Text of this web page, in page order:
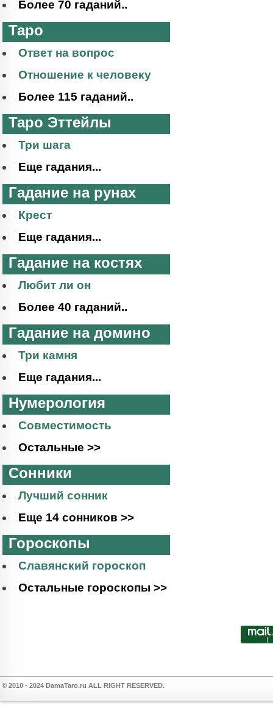
Более 70 гаданий..
Таро
Ответ на вопрос
Отношение к человеку
Более 115 гаданий..
Таро Эттейлы
Три шага
Еще гадания...
Гадание на рунах
Крест
Еще гадания...
Гадание на костях
Любит ли он
Более 40 гаданий..
Гадание на домино
Три камня
Еще гадания...
Нумерология
Совместимость
Остальные >>
Сонники
Лучший сонник
Еще 14 сонников >>
Гороскопы
Славянский гороскоп
Остальные гороскопы >>
© 2010 - 2024 DamaTaro.ru ALL RIGHT RESERVED.